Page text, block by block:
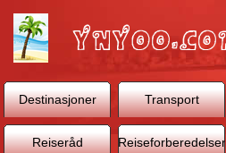
Destinasjoner Transport
Reiseråd Reiseforberedelser